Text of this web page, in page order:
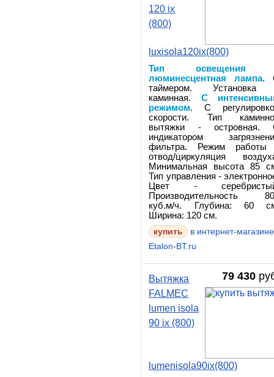
120 ix
(800)
luxisola120ix(800)
Тип освещения
люминесцентная лампа.
таймером. Установка
каминная. С
режимом. С
скорости. Тип
вытяжки - островная.
индикатором
фильтра. Режим
отвод/циркуляция
Минимальная высота 85
Тип управления -
Цвет -
Производительность
куб.м/ч. Глубина: 60
Ширина: 120 см.
в интернет-магазине
Etalon-BT.ru
79 430
Вытяжка
FALMEC
lumen isola
90 ix (800)
lumenisola90ix(800)